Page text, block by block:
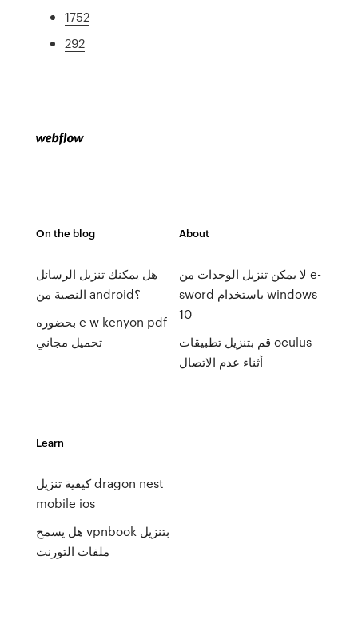
1752
292
On the blog
هل يمكنك تنزيل الرسائل
النصية من android؟
بحضوره e w kenyon pdf
تحميل مجاني
About
لا يمكن تنزيل الوحدات من e-
sword باستخدام windows
10
قم بتنزيل تطبيقات oculus
أثناء عدم الاتصال
Learn
كيفية تنزيل dragon nest
mobile ios
هل يسمح vpnbook بتنزيل
ملفات التورنت